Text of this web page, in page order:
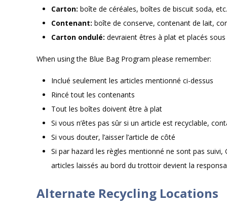
Carton: boîte de céréales, boîtes de biscuit soda, etc.
Contenant: boîte de conserve, contenant de lait,
Carton ondulé: devraient êtres à plat et placés
When using the Blue Bag Program please remember:
Inclué seulement les articles mentionné ci-dessus
Rincé tout les contenants
Tout les boîtes doivent être à plat
Si vous n’êtes pas sûr si un article est recyclable,
Si vous douter, l’aisser l’article de côté
Si par hazard les règles mentionné ne sont pas
articles laissés au bord du trottoir devient la
Alternate Recycling Locations